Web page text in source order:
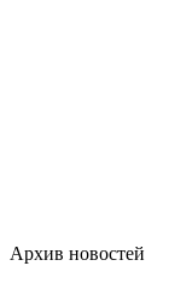
Архив новостей